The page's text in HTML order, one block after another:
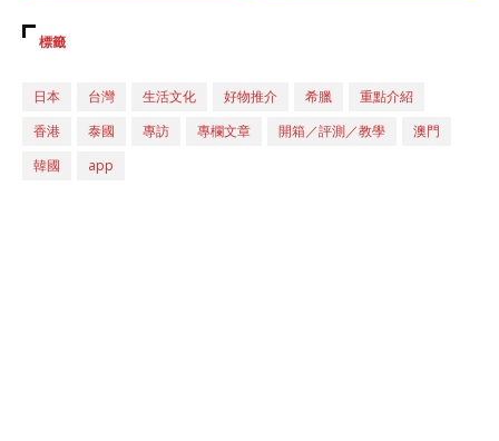
標籤
日本 台灣 生活文化 好物推介 希臘
重點介紹
香港
泰國 專訪 專欄文章 開箱／評測／教學
澳門
韓國
app